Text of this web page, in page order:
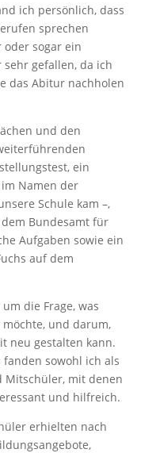
ich persönlich, dass
sprechen
sogar ein
gefallen, da ich
das Abitur nachholen
und den
ein
Namen der
Schule kam –,
Bundesamt für
Aufgaben sowie ein
auf dem
die Frage, was
und darum,
neu gestalten kann.
fanden sowohl ich als
mit denen
und hilfreich.
erhielten nach